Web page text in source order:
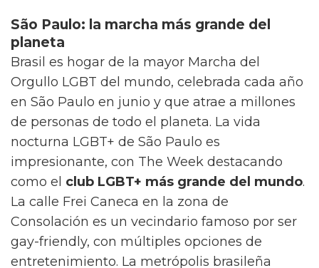
Puerto Vallarta: el paraíso gay costero
Este destino del Pacífico mexicano se
encuentra entre lasdiez ciudades más
amigables con la comunidad LGBT+ del
mundo, según Misterb&b. Aproximadamente
el 40% del turismo que llega a Puerto Vallarta
forma parte de la comunidad LGBT+, lo que
ha creado una infraestructura excepcional. La
Zona Romántica concentra hoteles boutique,
playas gay-friendly, bares y clubes donde la
diversidad es celebrada abiertamente. Las